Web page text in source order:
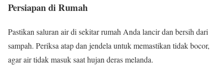
Persiapan di Rumah
Pastikan saluran air di sekitar rumah Anda lancir dan bersih dari
sampah. Periksa atap dan jendela untuk memastikan tidak bocor,
agar air tidak masuk saat hujan deras melanda.